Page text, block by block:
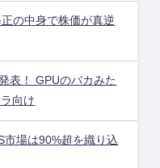
の中身で株価が真逆
表！ GPUのバカみた
向け
市場は90%超を織り込